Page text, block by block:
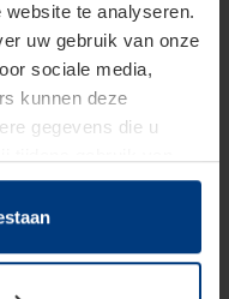
website te analyseren.
uw gebruik van onze
sociale media,
kunnen deze
gegevens die u
op uw
is. Voor alle andere